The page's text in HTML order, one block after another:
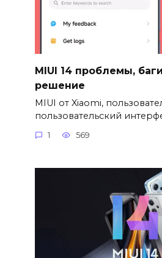
MIUI 14 проблемы,
решение
MIUI от Xiaomi,
пользовательский
1 569